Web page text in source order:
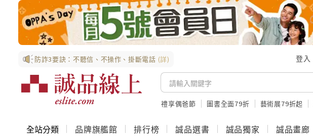
防詐3要訣：不聽信、不操作、掛斷電話 (詳) 登入
禮享偶爸節 圖書全面79折 藝術展79折起
全站分類 品牌旗艦館 排行榜 誠品選書 誠品獨家 誠品畫廊